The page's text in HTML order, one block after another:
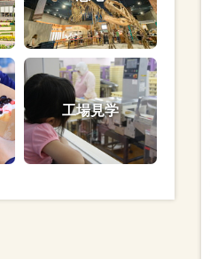
工場見学